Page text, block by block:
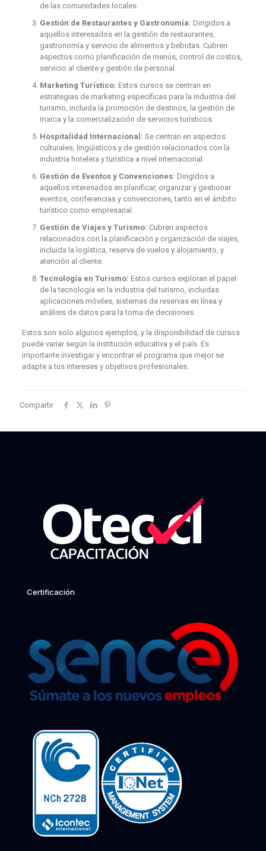
de las comunidades locales.
Gestión de Restaurantes y Gastronomía: Dirigidos a
aquellos interesados en la gestión de restaurantes,
gastronomía y servicio de alimentos y bebidas. Cubren
aspectos como planificación de menús, control de costos,
servicio al cliente y gestión de personal.
Marketing Turístico: Estos cursos se centran en
estrategias de marketing específicas para la industria del
turismo, incluida la promoción de destinos, la gestión de
marca y la comercialización de servicios turísticos.
Hospitalidad Internacional: Se centran en aspectos
culturales, lingüísticos y de gestión relacionados con la
industria hotelera y turística a nivel internacional.
Gestión de Eventos y Convenciones: Dirigidos a
aquellos interesados en planificar, organizar y gestionar
eventos, conferencias y convenciones, tanto en el ámbito
turístico como empresarial.
Gestión de Viajes y Turismo: Cubren aspectos
relacionados con la planificación y organización de viajes,
incluida la logística, reserva de vuelos y alojamiento, y
atención al cliente.
Tecnología en Turismo: Estos cursos exploran el papel
de la tecnología en la industria del turismo, incluidas
aplicaciones móviles, sistemas de reservas en línea y
análisis de datos para la toma de decisiones.
Estos son solo algunos ejemplos, y la disponibilidad de cursos
puede variar según la institución educativa y el país. Es
importante investigar y encontrar el programa que mejor se
adapte a tus intereses y objetivos profesionales.
Compartir
Certificación